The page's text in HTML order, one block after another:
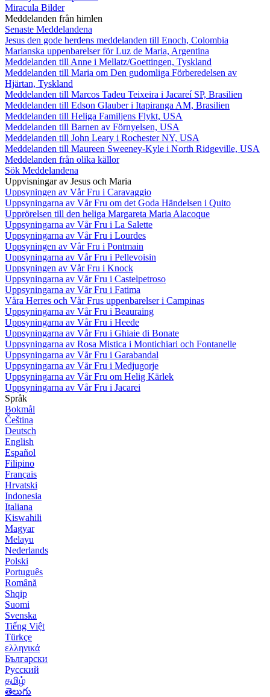
Miracula Bilder
Meddelanden från himlen
Senaste Meddelandena
Jesus den gode herdens meddelanden till Enoch, Colombia
Marianska uppenbarelser för Luz de Maria, Argentina
Meddelanden till Anne i Mellatz/Goettingen, Tyskland
Meddelanden till Maria om Den gudomliga Förberedelsen av
Hjärtan, Tyskland
Meddelanden till Marcos Tadeu Teixeira i Jacareí SP, Brasilien
Meddelanden till Edson Glauber i Itapiranga AM, Brasilien
Meddelanden till Heliga Familjens Flykt, USA
Meddelanden till Barnen av Förnyelsen, USA
Meddelanden till John Leary i Rochester NY, USA
Meddelanden till Maureen Sweeney-Kyle i North Ridgeville, USA
Meddelanden från olika källor
Sök Meddelandena
Uppvisningar av Jesus och Maria
Uppsyningen av Vår Fru i Caravaggio
Uppsyningarna av Vår Fru om det Goda Händelsen i Quito
Upprörelsen till den heliga Margareta Maria Alacoque
Uppsyningarna av Vår Fru i La Salette
Uppsyningarna av Vår Fru i Lourdes
Uppsyningen av Vår Fru i Pontmain
Uppsyningarna av Vår Fru i Pellevoisin
Uppsyningen av Vår Fru i Knock
Uppsyningarna av Vår Fru i Castelpetroso
Uppsyningarna av Vår Fru i Fatima
Våra Herres och Vår Frus uppenbarelser i Campinas
Uppsyningarna av Vår Fru i Beauraing
Uppsyningarna av Vår Fru i Heede
Uppsyningarna av Vår Fru i Ghiaie di Bonate
Uppsyningarna av Rosa Mistica i Montichiari och Fontanelle
Uppsyningarna av Vår Fru i Garabandal
Uppsyningarna av Vår Fru i Medjugorje
Uppsyningarna av Vår Fru om Helig Kärlek
Uppsyningarna av Vår Fru i Jacarei
Språk
Bokmål
Čeština
Deutsch
English
Español
Filipino
Français
Hrvatski
Indonesia
Italiana
Kiswahili
Magyar
Melayu
Nederlands
Polski
Português
Română
Shqip
Suomi
Svenska
Tiếng Việt
Türkçe
ελληνικά
Български
Русский
தமிழ்
తెలుగు